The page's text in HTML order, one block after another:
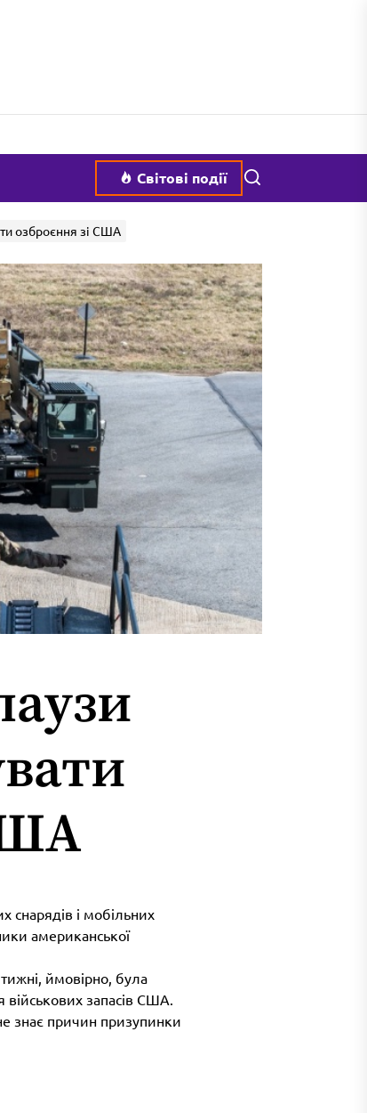
Світові події Пошук
озброєння зі США
снарядів і мобільних
американської
ймовірно, була
запасів США.
знає причин призупинки